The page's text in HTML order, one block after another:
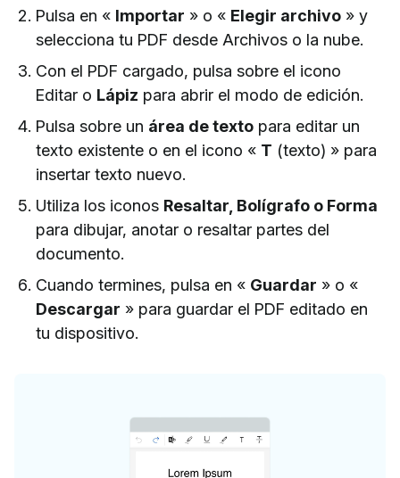
Pulsa en « Importar » o « Elegir archivo » y
selecciona tu PDF desde Archivos o la nube.
Con el PDF cargado, pulsa sobre el icono
Editar o Lápiz para abrir el modo de edición.
Pulsa sobre un área de texto para editar un
texto existente o en el icono « T (texto) » para
insertar texto nuevo.
Utiliza los iconos Resaltar, Bolígrafo o Forma
para dibujar, anotar o resaltar partes del
documento.
Cuando termines, pulsa en « Guardar » o «
Descargar » para guardar el PDF editado en
tu dispositivo.